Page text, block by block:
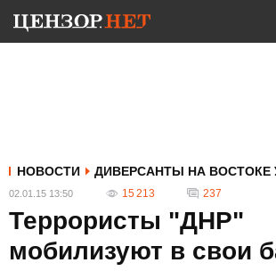
НОВОСТИ ДИВЕРСАНТЫ НА ВОСТОКЕ
02.01.15 13:50 15 213 237
Террористы "ДНР"
мобилизуют в свои